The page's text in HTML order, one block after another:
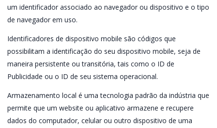
um identificador associado ao navegador ou dispositivo e o tipo
de navegador em uso.
Identificadores de dispositivo mobile são códigos que
possibilitam a identificação do seu dispositivo mobile, seja de
maneira persistente ou transitória, tais como o ID de
Publicidade ou o ID de seu sistema operacional.
Armazenamento local é uma tecnologia padrão da indústria que
permite que um website ou aplicativo armazene e recupere
dados do computador, celular ou outro dispositivo de uma